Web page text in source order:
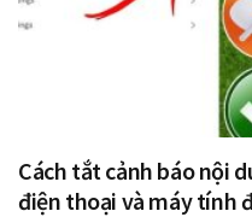
Cách tắt cảnh báo nội
điện thoại và máy tính